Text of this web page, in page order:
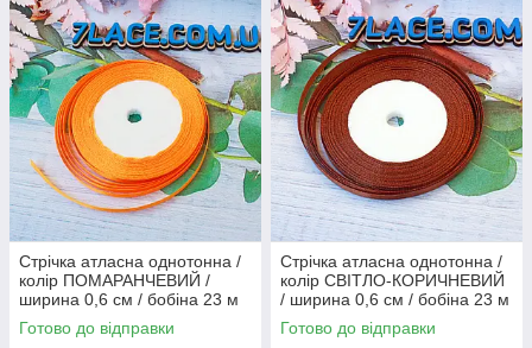
Стрічка атласна однотонна /
колір ПОМАРАНЧЕВИЙ /
ширина 0,6 см / бобіна 23 м
Готово до відправки
Стрічка атласна однотонна /
колір СВІТЛО-КОРИЧНЕВИЙ
/ ширина 0,6 см / бобіна 23 м
Готово до відправки